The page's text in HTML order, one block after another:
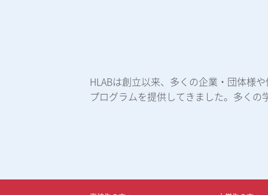
HLABは創立以来、多くの企業・団体様
プログラムを提供してきました。多く